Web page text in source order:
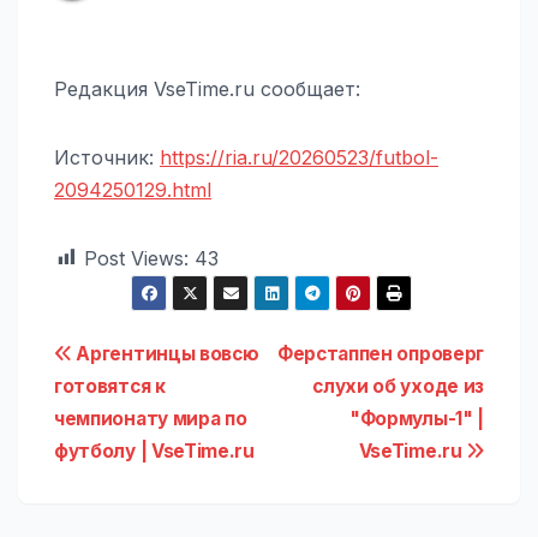
Редакция VseTime.ru сообщает:
Источник: https://ria.ru/20260523/futbol-
2094250129.html
Post Views: 43
Навигация
по
записям
Ферстаппен опроверг
слухи об уходе из
"Формулы-1" |
VseTime.ru
Аргентинцы вовсю
готовятся к
чемпионату мира по
футболу | VseTime.ru